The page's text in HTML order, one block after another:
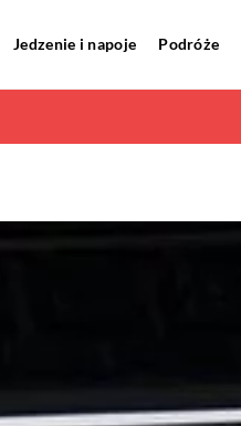
Jedzenie i napoje Podróże